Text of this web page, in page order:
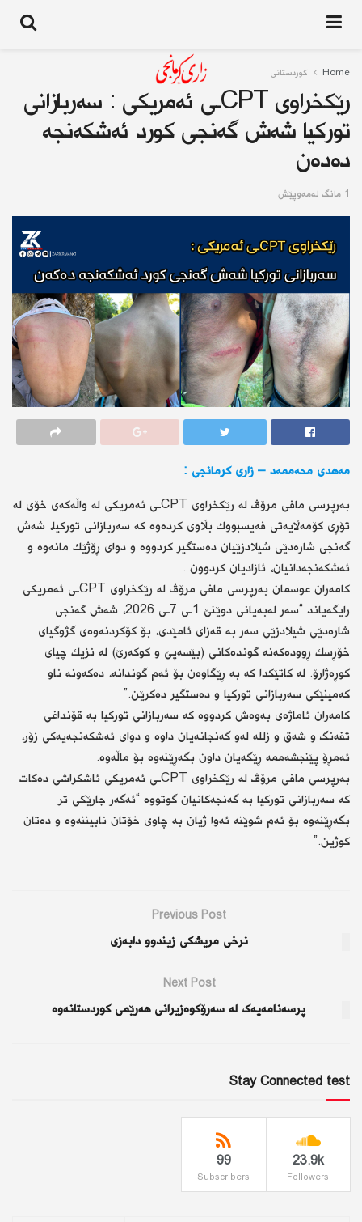
Home کوردستانى
رێكخراوی CPTـی ئەمریكی : سەربازانی
توركیا شەش گەنجی كورد ئەشكەنجە
دەده‌ن
1 مانگ له‌مه‌وپێش
مەهدی محەممەد – زاری كرمانجی :
بەرپرسی مافی مرۆڤ لە رێكخراوی CPTـی ئەمریكی لە واڵەكەی خۆی لە
تۆڕی كۆمەڵایەتی فەیسبووك بڵاوی كردەوە كە سەربازانی توركیا، شەش
گەنجی شارەدێی شیلادزێیان دەستگیر كردووە و دوای ڕۆژێك مانەوە و
ئەشكەنجەدانیان، ئازادیان كردوون .
كامەران عوسمان بەرپرسی مافی مرۆڤ لە رێكخراوی CPTـی ئەمریكی
رایگەیاند “سەر لەبەیانی دوێنێ 1ـی 7ـی 2026، شەش گەنجی
شارەدێی شیلادزێی سەر بە قەزای ئامێدی، بۆ كۆكردنەوەی گژوگیای
خۆڕسك ڕوودەكەنە گوندەكانی (بێسەپێ و كوكەرێ) لە نزیك چیای
كوڕەژارۆ. لە كاتێكدا كە بە ڕێگاوەن بۆ ئەم گوندانە، دەكەونە ناو
كەمینێكی سەربازانی توركیا و دەستگیر دەكرێن.”
كامەران ئاماژەی بەوەش كردووە كە سەربازانی توركیا بە قۆنداغی
تفەنگ و شەق و زللە لەو گەنجانەیان داوە و دوای ئەشكەنجەیەكی زۆر،
ئەمڕۆ پێنجشەممە ڕێگەیان داون بگەڕێنەوە بۆ ماڵەوە.
بەرپرسی مافی مرۆڤ لە رێكخراوی CPTـی ئەمریكی ئاشكراشی دەكات
كە سەربازانی توركیا بە گەنجەكانیان گوتووە “ئەگەر جارێكی تر
بگەڕێنەوە بۆ ئەم شوێنە ئەوا ژیان بە چاوی خۆتان نابیننەوە و دەتان
كوژین.”
Previous Post
نرخی مریشكی زیندوو دابەزی
Next Post
پرسەنامەیەک لە سەرۆکوەزیرانی هەرێمی کوردستانەوە
Stay Connected test
23.9k
Followers
99
Subscribers